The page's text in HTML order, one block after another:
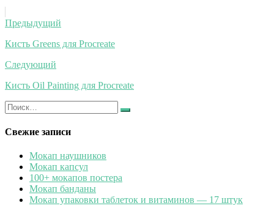
Навигация
по
записям
Предыдущий
Кисть Greens для Procreate
Следующий
Кисть Oil Painting для Procreate
Искать:
Найти
Свежие записи
Мокап наушников
Мокап капсул
100+ мокапов постера
Мокап банданы
Мокап упаковки таблеток и витаминов — 17 штук